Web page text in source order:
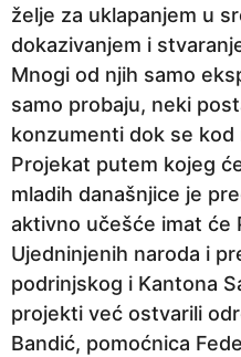
j
e
želje za uklapanjem u
dokazivanjem i
Mnogi od njih samo
samo probaju, neki
konzumenti dok se
Projekat putem kojeg
mladih današnjice je
aktivno učešće imat će
Ujedninjenih naroda i
podrinjskog i Kantona
projekti već ostvarili
Bandić, pomoćnica